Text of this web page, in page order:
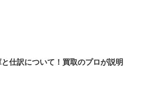
仕訳について！買取のプロが説明